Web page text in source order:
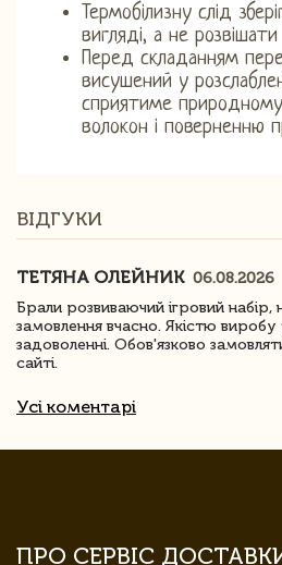
Термобілизну слід
вигляді, а не розвішати
Перед складанням
висушений у
сприятиме
волокон і поверненню
ВІДГУКИ
ТЕТЯНА ОЛЕЙНИК 06.08.2026
Брали розвиваючий ігровий
замовлення вчасно. Якістю
задоволенні. Обов'язково
сайті.
Усі коментарі
ПРО СЕРВІС ДОСТАВКИ